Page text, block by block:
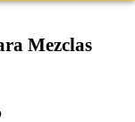
Mezclas